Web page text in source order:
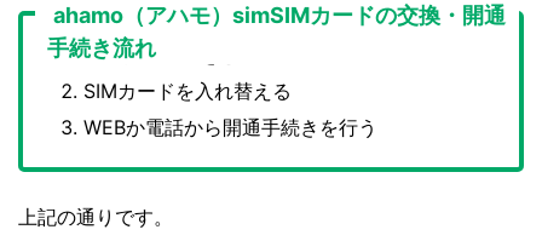
ahamo（アハモ）simSIMカードの交換・開通
手続き流れ
バックアップをとる
SIMカードを入れ替える
WEBか電話から開通手続きを行う
上記の通りです。